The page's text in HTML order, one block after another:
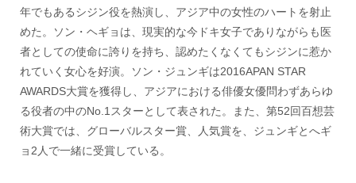
年でもあるシジン役を熱演し、アジア中の女性のハートを射止
めた。ソン・ヘギョは、現実的な今ドキ女子でありながらも医
者としての使命に誇りを持ち、認めたくなくてもシジンに惹か
れていく女心を好演。ソン・ジュンギは2016APAN STAR
AWARDS大賞を獲得し、アジアにおける俳優女優問わずあらゆ
る役者の中のNo.1スターとして表された。また、第52回百想芸
術大賞では、グローバルスター賞、人気賞を、ジュンギとへギ
ョ2人で一緒に受賞している。